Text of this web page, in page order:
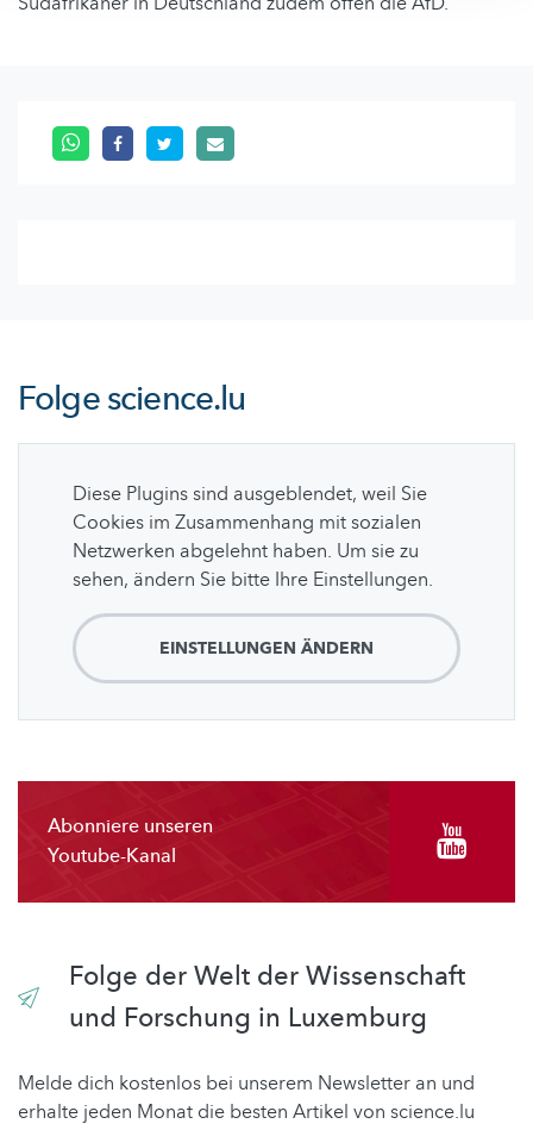
Folgescience.lu
Diese Plugins sind ausgeblendet, weil Sie
Cookies im Zusammenhang mit sozialen
Netzwerken abgelehnt haben. Um sie zu
sehen, ändern Sie bitte Ihre Einstellungen.
EINSTELLUNGEN ÄNDERN
Abonniere unseren
Youtube-Kanal
Folge der Welt der Wissenschaft
und Forschung in Luxemburg
Melde dich kostenlos bei unserem Newsletter an und
erhalte jeden Monat die besten Artikel von science.lu